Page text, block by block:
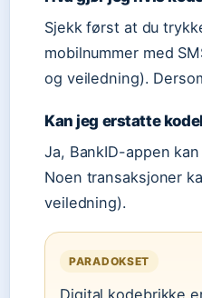
Sjekk først at du
mobilnummer med
og veiledning).
Kan jeg erstatte
Ja, BankID-appen
Noen transaksjoner
veiledning).
PARADOKSET
Digital kodebrikke